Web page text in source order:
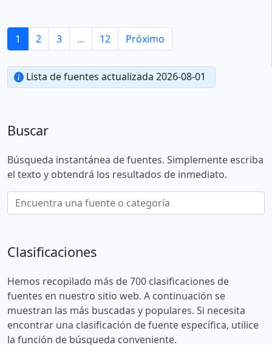
1 2 3 ... 12 Próximo
Lista de fuentes actualizada 2026-08-01
Buscar
Búsqueda instantánea de fuentes. Simplemente escriba
el texto y obtendrá los resultados de inmediato.
Clasificaciones
Hemos recopilado más de 700 clasificaciones de
fuentes en nuestro sitio web. A continuación se
muestran las más buscadas y populares. Si necesita
encontrar una clasificación de fuente específica, utilice
la función de búsqueda conveniente.